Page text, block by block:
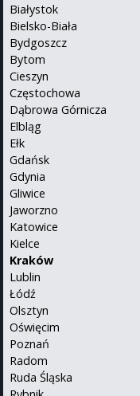
Białystok
Bielsko-Biała
Bydgoszcz
Bytom
Cieszyn
Częstochowa
Dąbrowa Górnicza
Elbląg
Ełk
Gdańsk
Gdynia
Gliwice
Jaworzno
Katowice
Kielce
Kraków
Lublin
Łódź
Olsztyn
Oświęcim
Poznań
Radom
Ruda Śląska